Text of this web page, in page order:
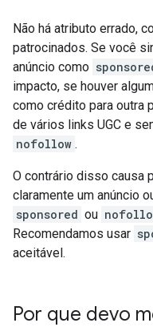
Não há atributo errado,
patrocinados. Se você
anúncio como
impacto, se houver
como crédito para outra
de vários links UGC e
nofollow .
O contrário disso causa
claramente um anúncio
sponsored ou
Recomendamos usar
aceitável.
Por que devo